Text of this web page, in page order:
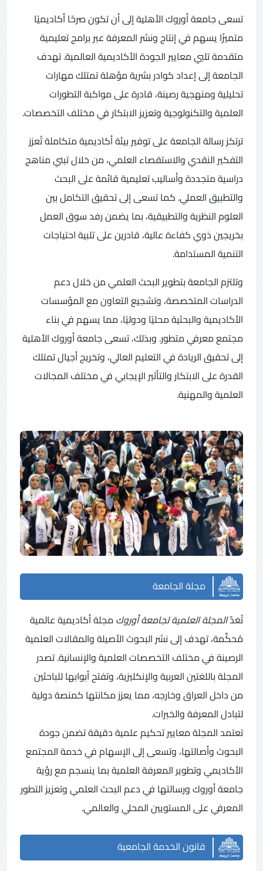
تسعى جامعة أوروك الأهلية إلى أن تكون صرحًا أكاديميًا
متميزًا يسهم في إنتاج ونشر المعرفة عبر برامج تعليمية
متقدمة تلبي معايير الجودة الأكاديمية العالمية. تهدف
الجامعة إلى إعداد كوادر بشرية مؤهلة تمتلك مهارات
تحليلية ومنهجية رصينة، قادرة على مواكبة التطورات
العلمية والتكنولوجية وتعزيز الابتكار في مختلف التخصصات.
ترتكز رسالة الجامعة على توفير بيئة أكاديمية متكاملة تُعزز
التفكير النقدي والاستقصاء العلمي، من خلال تبني مناهج
دراسية متجددة وأساليب تعليمية قائمة على البحث
والتطبيق العملي. كما تسعى إلى تحقيق التكامل بين
العلوم النظرية والتطبيقية، بما يضمن رفد سوق العمل
بخريجين ذوي كفاءة عالية، قادرين على تلبية احتياجات
التنمية المستدامة.
وتلتزم الجامعة بتطوير البحث العلمي من خلال دعم
الدراسات المتخصصة، وتشجيع التعاون مع المؤسسات
الأكاديمية والبحثية محليًا ودوليًا، مما يسهم في بناء
مجتمع معرفي متطور. وبذلك، تسعى جامعة أوروك الأهلية
إلى تحقيق الريادة في التعليم العالي، وتخريج أجيال تمتلك
القدرة على الابتكار والتأثير الإيجابي في مختلف المجالات
العلمية والمهنية.
مجلة الجامعة
تُعَدّالمجلة العلمية لجامعة أوروك مجلة أكاديمية عالمية
مُحكَّمة، تهدف إلى نشر البحوث الأصيلة والمقالات العلمية
الرصينة في مختلف التخصصات العلمية والإنسانية. تصدر
المجلة باللغتين العربية والإنكليزية، وتفتح أبوابها للباحثين
من داخل العراق وخارجه، مما يعزز مكانتها كمنصة دولية
لتبادل المعرفة والخبرات.
تعتمد المجلة معايير تحكيم علمية دقيقة تضمن جودة
البحوث وأصالتها، وتسعى إلى الإسهام في خدمة المجتمع
الأكاديمي وتطوير المعرفة العلمية بما ينسجم مع رؤية
جامعة أوروك ورسالتها في دعم البحث العلمي وتعزيز التطور
المعرفي على المستويين المحلي والعالمي.
قانون الخدمة الجامعية